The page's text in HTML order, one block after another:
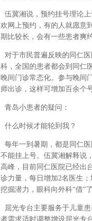
伍冀湘说，预约挂号理论
欢网上预约，有的人就愿意
期比较长，会有一些患者爽
对于市民普遍反映的同仁
科，全国的患者都会到同仁
晚间门诊常态化。参与晚间
师出诊，这样可增加百余个
青岛小患者的疑问：
什么时候才能轮到我？
每年一到暑期，都是同仁
不能挂上号。伍冀湘解释说
高峰，目前同仁医院已经出
诊力量，每日增加2名医生
挖掘潜力，眼科向外科“借”
屈光专台主要服务于儿童
者需求适时调整增设屈光专